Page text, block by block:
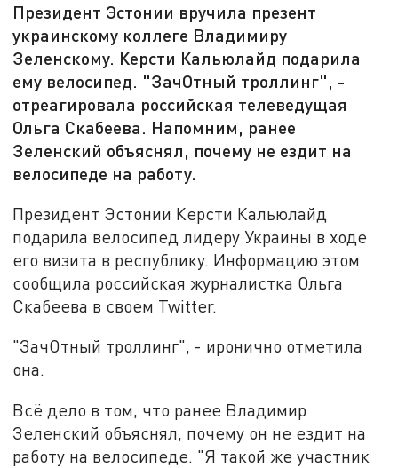
Президент Эстонии вручила презент
украинскому коллеге Владимиру
Зеленскому. Керсти Кальюлайд подарила
ему велосипед. "ЗачОтный троллинг", -
отреагировала российская телеведущая
Ольга Скабеева. Напомним, ранее
Зеленский объяснял, почему не ездит на
велосипеде на работу.
Президент Эстонии Керсти Кальюлайд
подарила велосипед лидеру Украины в ходе
его визита в республику. Информацию этом
сообщила российская журналистка Ольга
Скабеева в своем Twitter.
"ЗачОтный троллинг", - иронично отметила
она.
Всё дело в том, что ранее Владимир
Зеленский объяснял, почему он не ездит на
работу на велосипеде. "Я такой же участник